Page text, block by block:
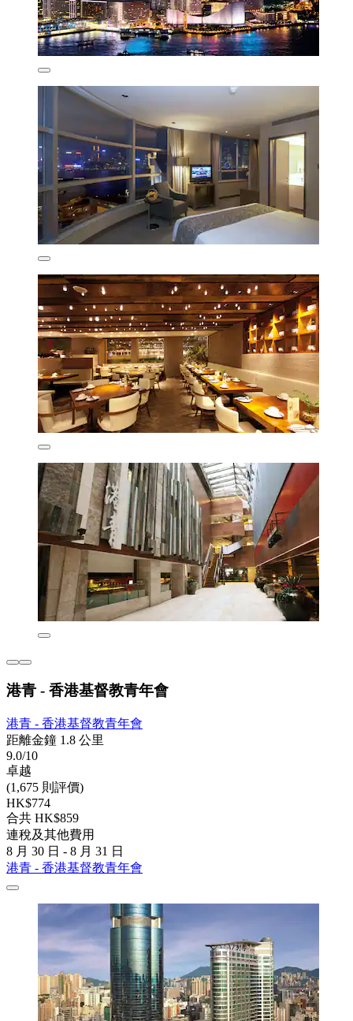
港青 - 香港基督教青年會
港青 - 香港基督教青年會
距離金鐘 1.8 公里
9.0/10
卓越
(1,675 則評價)
HK$774
合共 HK$859
連稅及其他費用
8 月 30 日 - 8 月 31 日
港青 - 香港基督教青年會